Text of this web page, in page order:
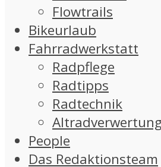
Flowtrails
Bikeurlaub
Fahrradwerkstatt
Radpflege
Radtipps
Radtechnik
Altradverwertung
People
Das Redaktionsteam